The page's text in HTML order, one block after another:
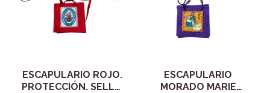
ESCAPULARIO ROJO.
PROTECCIÓN. SELLO
ESCAPULARIO
MORADO MARIE